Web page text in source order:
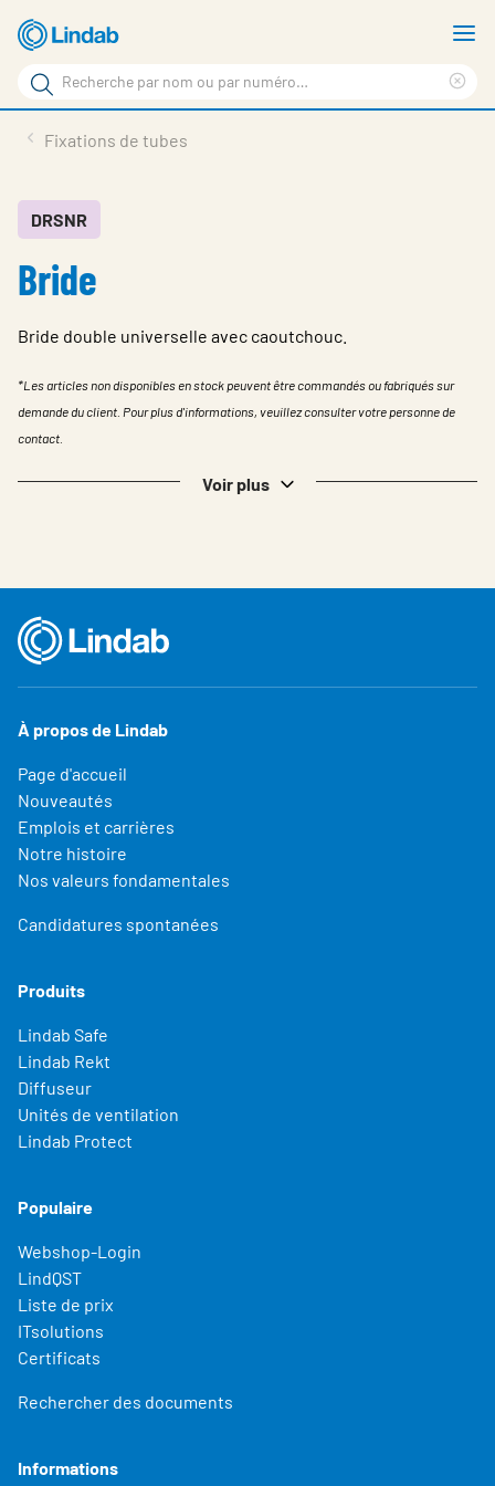
Aller
au
contenu
principal
Rechercher
Rechercher
sur
site
En vedette
À propos de Lindab
Identification
Fixations de tubes
DRSNR
Bride
Bride double universelle avec caoutchouc.
*Les articles non disponibles en stock peuvent être commandés ou fabriqués sur
demande du client. Pour plus d'informations, veuillez consulter votre personne de
contact.
Voir plus
À propos de Lindab
Page d'accueil
Nouveautés
Emplois et carrières
Notre histoire
Nos valeurs fondamentales
Candidatures spontanées
Produits
Lindab Safe
Lindab Rekt
Diffuseur
Unités de ventilation
Lindab Protect
Populaire
Webshop-Login
LindQST
Liste de prix
ITsolutions
Certificats
Rechercher des documents
Informations